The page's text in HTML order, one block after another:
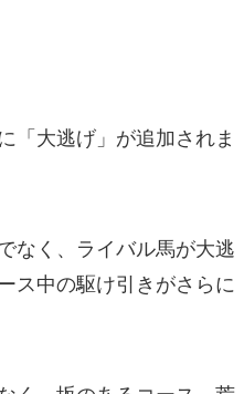
「大逃げ」が追加されま
なく、ライバル馬が大逃
ス中の駆け引きがさらに